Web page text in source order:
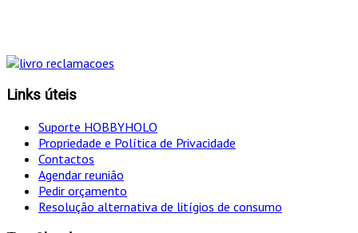
Links úteis
Suporte HOBBYHOLO
Propriedade e Política de Privacidade
Contactos
Agendar reunião
Pedir orçamento
Resolução alternativa de litígios de consumo